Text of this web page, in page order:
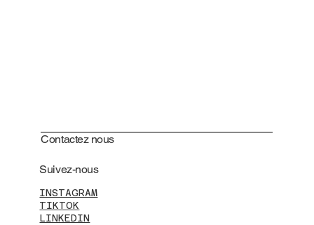
Contactez nous
INSTAGRAM
TIKTOK
LINKEDIN
Suivez-nous